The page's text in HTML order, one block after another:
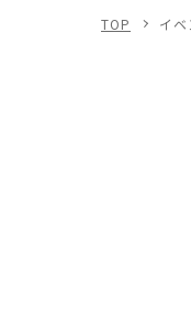
TOP イベ